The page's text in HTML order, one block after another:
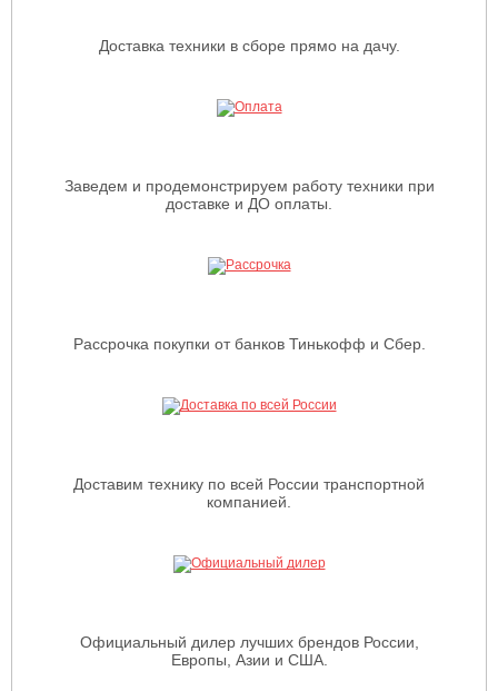
Доставка техники в сборе прямо на дачу.
Заведем и продемонстрируем работу техники при
доставке и ДО оплаты.
Рассрочка покупки от банков Тинькофф и Сбер.
Доставим технику по всей России транспортной
компанией.
Официальный дилер лучших брендов России,
Европы, Азии и США.